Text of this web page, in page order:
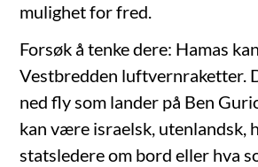
mulighet for fred.
Forsøk å tenke dere: Hamas
Vestbredden luftvernraketter.
ned fly som lander på Ben
kan være israelsk, utenlandsk,
statsledere om bord eller hva